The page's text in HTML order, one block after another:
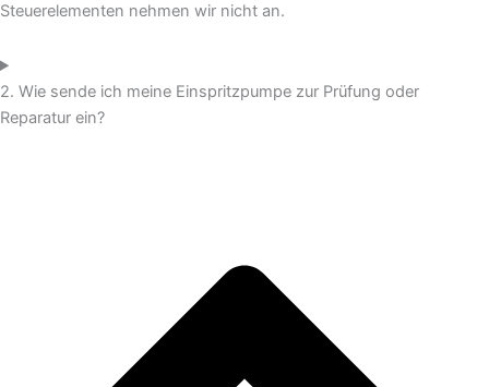
Steuerelementen nehmen wir nicht an.
2. Wie sende ich meine Einspritzpumpe zur Prüfung oder
Reparatur ein?